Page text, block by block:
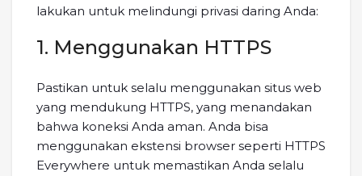
lakukan untuk melindungi privasi daring Anda:
1. Menggunakan HTTPS
Pastikan untuk selalu menggunakan situs web
yang mendukung HTTPS, yang menandakan
bahwa koneksi Anda aman. Anda bisa
menggunakan ekstensi browser seperti HTTPS
Everywhere untuk memastikan Anda selalu